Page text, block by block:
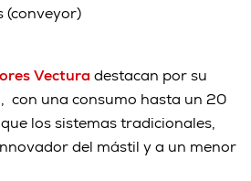
Vectura destacan por su
con una consumo hasta un 20
los sistemas tradicionales,
del mástil y a un menor